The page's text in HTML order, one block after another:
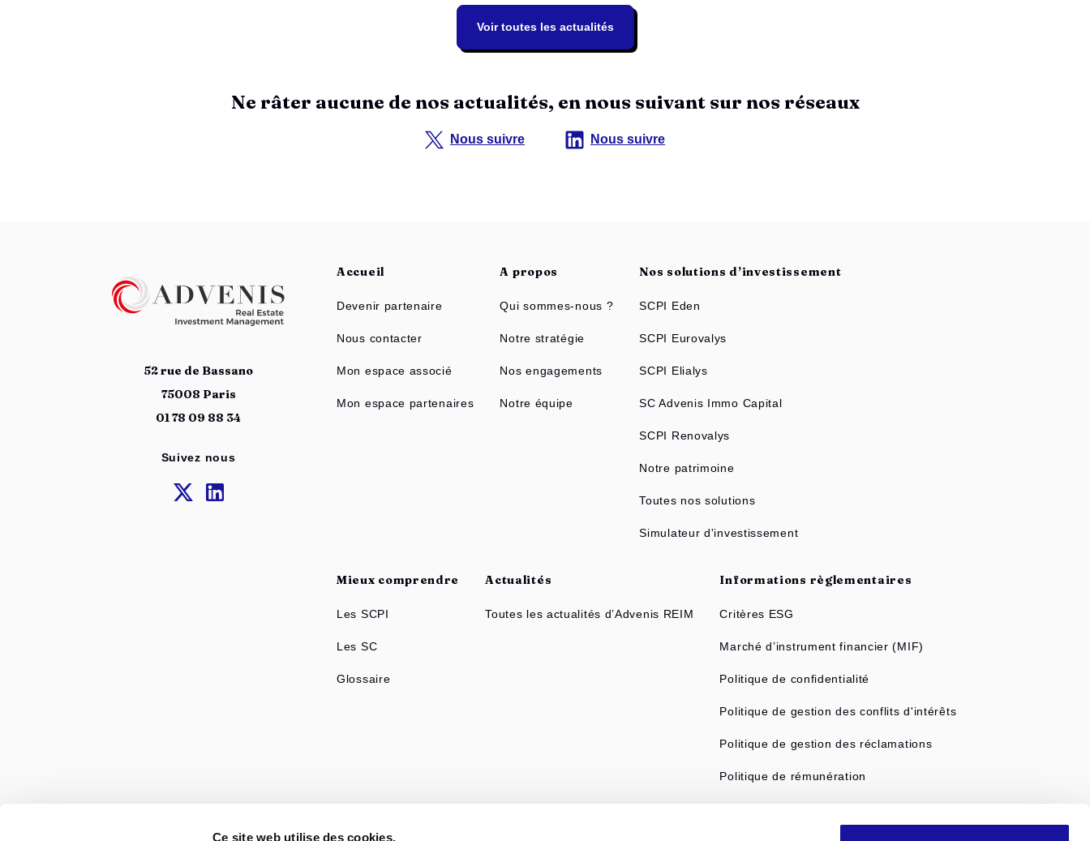
Ce site web utilise des cookies.
Voir toutes les actualités
Ne râter aucune de nos actualités, en nous suivant sur nos réseaux
Nous suivre Nous suivre
52 rue de Bassano
75008 Paris
01 78 09 88 34
Suivez nous
Accueil
Devenir partenaire
Nous contacter
Mon espace associé
Mon espace partenaires
A propos
Qui sommes-nous ?
Notre stratégie
Nos engagements
Notre équipe
Nos solutions d’investissement
SCPI Eden
SCPI Eurovalys
SCPI Elialys
SC Advenis Immo Capital
SCPI Renovalys
Notre patrimoine
Toutes nos solutions
Simulateur d'investissement
Mieux comprendre
Les SCPI
Les SC
Glossaire
Actualités
Toutes les actualités d’Advenis REIM
Informations règlementaires
Critères ESG
Marché d’instrument financier (MIF)
Politique de confidentialité
Politique de gestion des conflits d'intérêts
Politique de gestion des réclamations
Politique de rémunération